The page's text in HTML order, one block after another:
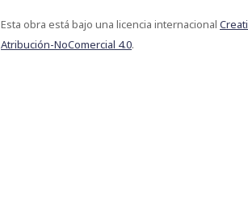
Esta obra está bajo una licencia internacional
Atribución-NoComercial 4.0.